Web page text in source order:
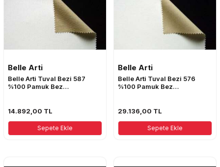
Belle Arti
Belle Arti Tuval Bezi 587
%100 Pamuk Bez
14.892,00 TL
Sepete Ekle
Belle Arti
Belle Arti Tuval Bezi 576
%100 Pamuk Bez
29.136,00 TL
Sepete Ekle